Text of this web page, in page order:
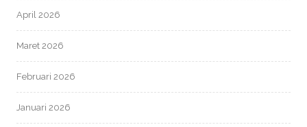
April 2026
Maret 2026
Februari 2026
Januari 2026